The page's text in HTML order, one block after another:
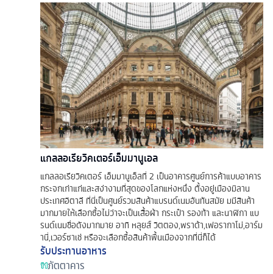
แกลลอเรียวิคเตอร์เอ็มมานูเอล
แกลลอเรียวิคเตอร์ เอ็มมานูเอ็ลที่ 2 เป็นอาคารศูนย์การค้าแบบอาคาร
กระจกเก่าแก่และสง่างามที่สุดของโลกแห่งหนึ่ง ตั้งอยู่เมืองมิลาน
ประเทศอิตาลี ที่นี่เป็นศูนย์รวมสินค้าแบรนด์เนมอันทันสมัย มมีสินค้า
มากมายให้เลือกซื้อไม่ว่าจะเป็นเสื้อผ้า กระเป๋า รองท้า และนาฬิกา แบ
รนด์เนมชื่อดังมากมาย อาทิ หลุยส์ วิตตอง,พราด้า,เฟอรากาโม่,อาร์ม
านี่,เวอร์ซาเช่ หรือจะเลือกซื้อสินค้าพื้นเมืองจากที่นี่ก็ได้
รับประทานอาหาร
ภัตตาคาร